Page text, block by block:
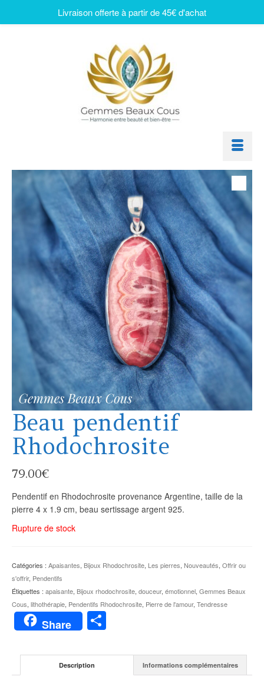
Beau pendentif
Rhodochrosite
79.00€
Pendentif en Rhodochrosite provenance Argentine, taille de la
pierre 4 x 1.9 cm, beau sertissage argent 925.
Rupture de stock
Catégories : Apaisantes, Bijoux Rhodochrosite, Les pierres, Nouveautés, Offrir ou
s'offrir, Pendentifs
Étiquettes : apaisante, Bijoux rhodochrosite, douceur, émotionnel, Gemmes Beaux
Cous, lithothérapie, Pendentifs Rhodochrosite, Pierre de l'amour, Tendresse
Share
Description Informations complémentaires
Livraison offerte à partir de 45€ d'achat